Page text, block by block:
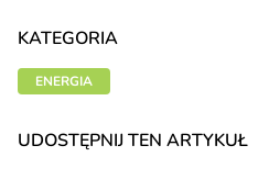
KATEGORIA
ENERGIA
UDOSTĘPNIJ TEN ARTYKUŁ